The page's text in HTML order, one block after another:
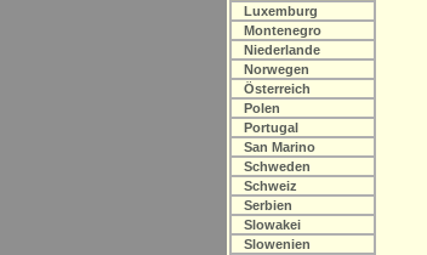
Luxemburg
Montenegro
Niederlande
Norwegen
Österreich
Polen
Portugal
San Marino
Schweden
Schweiz
Serbien
Slowakei
Slowenien